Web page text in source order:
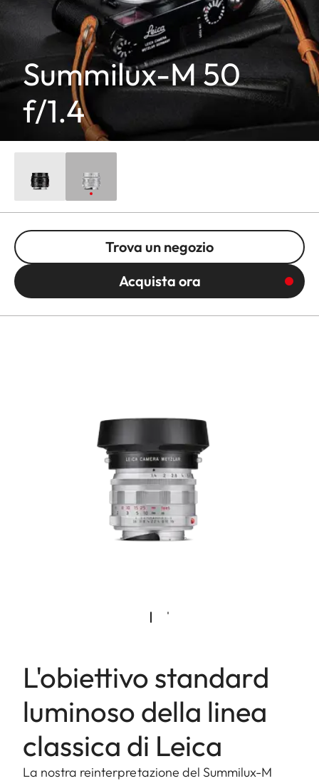
Summilux-M 50
f/1.4
Trova un negozio
Acquista ora
L'obiettivo standard
luminoso della linea
classica di Leica
La nostra reinterpretazione del Summilux-M